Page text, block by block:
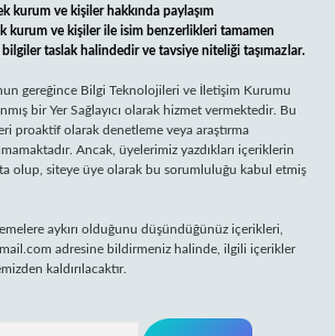
kurum ve kişiler hakkında paylaşım
kurum ve kişiler ile isim benzerlikleri tamamen
taslak halindedir ve tavsiye niteliği taşımazlar.
gereğince Bilgi Teknolojileri ve İletişim Kurumu
bir Yer Sağlayıcı olarak hizmet vermektedir. Bu
proaktif olarak denetleme veya araştırma
Ancak, üyelerimiz yazdıkları içeriklerin
olup, siteye üye olarak bu sorumluluğu kabul etmiş
aykırı olduğunu düşündüğünüz içerikleri,
adresine bildirmeniz halinde, ilgili içerikler
kaldırılacaktır.